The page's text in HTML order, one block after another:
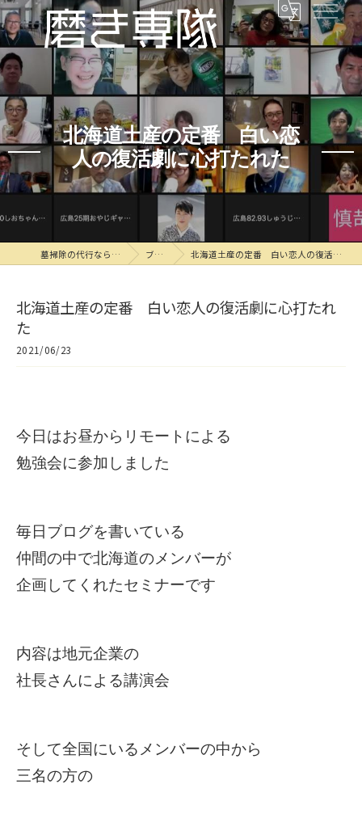
北海道土産の定番 白い恋
人の復活劇に心打たれた
墓掃除の代行なら磨き専隊 ブログ 北海道土産の定番 白い恋人の復活劇に心打たれた
北海道土産の定番 白い恋人の復活劇に心打たれ
た
2021/06/23
今日はお昼からリモートによる
勉強会に参加しました
毎日ブログを書いている
仲間の中で北海道のメンバーが
企画してくれたセミナーです
内容は地元企業の
社長さんによる講演会
そして全国にいるメンバーの中から
三名の方の